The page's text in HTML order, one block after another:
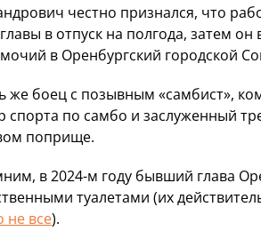
честно признался, что
в отпуск на полгода, затем
в Оренбургский городской
же боец с позывным «самбист»,
спорта по самбо и заслуженный
поприще.
в 2024-м году бывший глава
туалетами (их
не все).